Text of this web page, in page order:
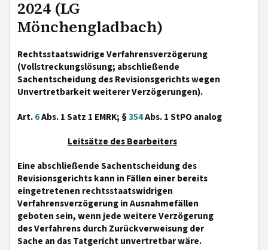
2024 (LG
Mönchengladbach)
Rechtsstaatswidrige Verfahrensverzögerung
(Vollstreckungslösung; abschließende
Sachentscheidung des Revisionsgerichts wegen
Unvertretbarkeit weiterer Verzögerungen).
Art.6Abs. 1 Satz 1 EMRK; §354Abs. 1 StPO analog
Leitsätze des Bearbeiters
Eine abschließende Sachentscheidung des
Revisionsgerichts kann in Fällen einer bereits
eingetretenen rechtsstaatswidrigen
Verfahrensverzögerung in Ausnahmefällen
geboten sein, wenn jede weitere Verzögerung
des Verfahrens durch Zurückverweisung der
Sache an das Tatgericht unvertretbar wäre.